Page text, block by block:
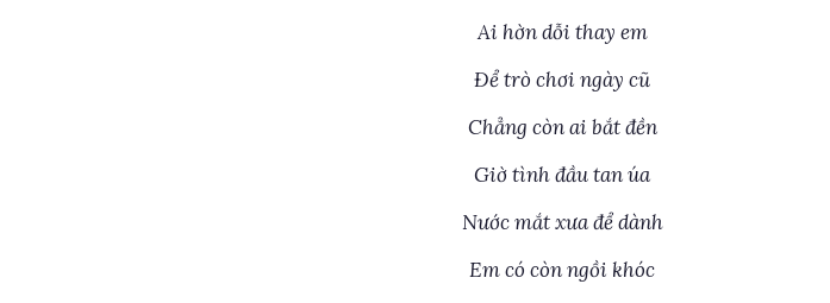
Ai hờn dỗi thay em
Để trò chơi ngày cũ
Chẳng còn ai bắt đền
Giờ tình đầu tan úa
Nước mắt xưa để dành
Em có còn ngồi khóc